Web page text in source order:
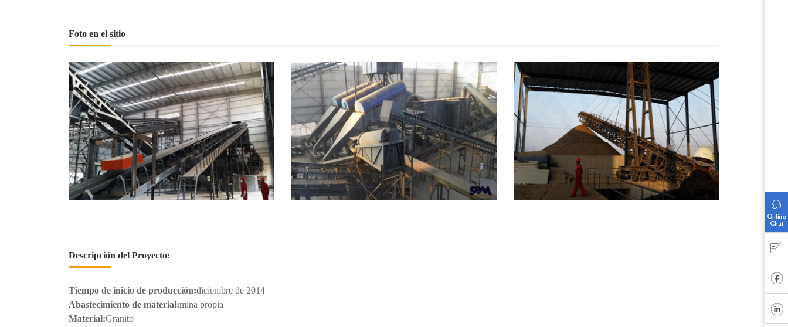
Foto en el sitio
Descripción del Proyecto:
Tiempo de inicio de producción:diciembre de 2014
Abastecimiento de material:mina propia
Material:Granito